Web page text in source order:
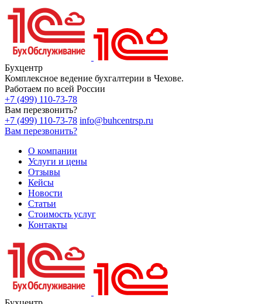
Бухцентр
Комплексное ведение бухгалтерии в Чехове.
Работаем по всей России
+7 (499) 110-73-78
Вам перезвонить?
+7 (499) 110-73-78 info@buhcentrsp.ru
Вам перезвонить?
О компании
Услуги и цены
Отзывы
Кейсы
Новости
Статьи
Стоимость услуг
Контакты